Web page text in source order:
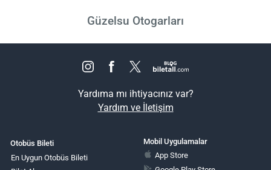
Güzelsu Otogarları
Yardıma mı ihtiyacınız var?
Yardım ve İletişim
Otobüs Bileti
En Uygun Otobüs Bileti
Mobil Uygulamalar
App Store